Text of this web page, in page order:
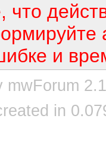
что
и
mwForum
in